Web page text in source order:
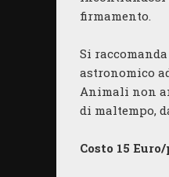
firmamento.
Si
astronomico
Animali non
di maltempo,
Costo 15